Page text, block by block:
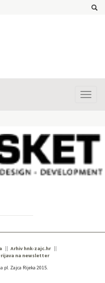
Arhiv hnk-zajc.hr
na newsletter
pl. Zajca Rijeka 2015.